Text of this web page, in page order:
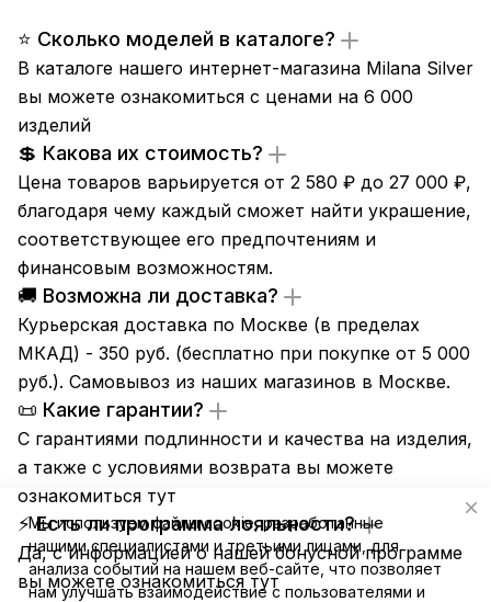
⭐ Сколько моделей в каталоге?
В каталоге нашего интернет-магазина Milana Silver
вы можете ознакомиться с ценами на 6 000
изделий
💲 Какова их стоимость?
Цена товаров варьируется от 2 580 ₽ до 27 000 ₽,
благодаря чему каждый сможет найти украшение,
соответствующее его предпочтениям и
финансовым возможностям.
🚚 Возможна ли доставка?
Курьерская доставка по Москве (в пределах
МКАД) - 350 руб. (бесплатно при покупке от 5 000
руб.). Самовывоз из наших магазинов в Москве.
📜 Какие гарантии?
С гарантиями подлинности и качества на изделия,
а также с условиями возврата вы можете
ознакомиться тут
⚡ Есть ли программа лояльности?
Да, с информацией о нашей бонусной программе
вы можете ознакомитьсятут
Мы используем файлы cookie, разработанные
нашими специалистами и третьими лицами, для
анализа событий на нашем веб-сайте, что позволяет
нам улучшать взаимодействие с пользователями и